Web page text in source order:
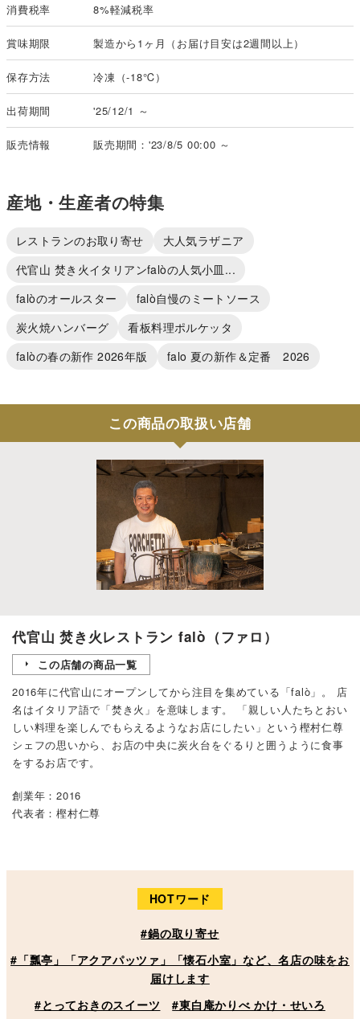
消費税率 8%軽減税率
賞味期限 製造から1ヶ月（お届け目安は2週間以上）
保存方法 冷凍（-18℃）
出荷期間 '25/12/1 ～
販売情報 販売期間：'23/8/5 00:00 ～
産地・生産者の特集
レストランのお取り寄せ
大人気ラザニア
代官山 焚き火イタリアンfalòの人気小皿...
falòのオールスター
falò自慢のミートソース
炭火焼ハンバーグ
看板料理ポルケッタ
falòの春の新作 2026年版
falo 夏の新作＆定番 2026
この商品の取扱い店舗
代官山 焚き火レストラン falò（ファロ）
この店舗の商品一覧
2016年に代官山にオープンしてから注目を集めている「falò」。 店
名はイタリア語で「焚き火」を意味します。 「親しい人たちとおい
しい料理を楽しんでもらえるようなお店にしたい」という樫村仁尊
シェフの思いから、お店の中央に炭火台をぐるりと囲うように食事
をするお店です。
創業年：2016
代表者：樫村仁尊
HOTワード
#鍋の取り寄せ
#「瓢亭」「アクアパッツァ」「懐石小室」など、名店の味をお
届けします
#とっておきのスイーツ
#東白庵かりべ かけ・せいろ